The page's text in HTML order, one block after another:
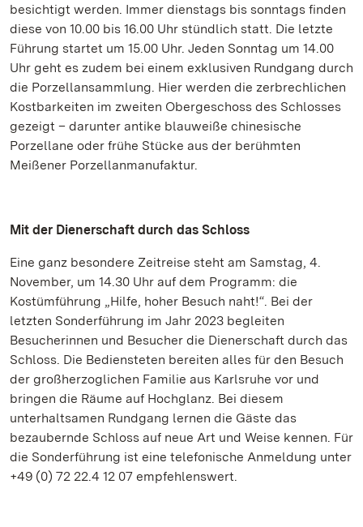
besichtigt werden. Immer dienstags bis sonntags finden
diese von 10.00 bis 16.00 Uhr stündlich statt. Die letzte
Führung startet um 15.00 Uhr. Jeden Sonntag um 14.00
Uhr geht es zudem bei einem exklusiven Rundgang durch
die Porzellansammlung. Hier werden die zerbrechlichen
Kostbarkeiten im zweiten Obergeschoss des Schlosses
gezeigt – darunter antike blauweiße chinesische
Porzellane oder frühe Stücke aus der berühmten
Meißener Porzellanmanufaktur.
Mit der Dienerschaft durch das Schloss
Eine ganz besondere Zeitreise steht am Samstag, 4.
November, um 14.30 Uhr auf dem Programm: die
Kostümführung „Hilfe, hoher Besuch naht!“. Bei der
letzten Sonderführung im Jahr 2023 begleiten
Besucherinnen und Besucher die Dienerschaft durch das
Schloss. Die Bediensteten bereiten alles für den Besuch
der großherzoglichen Familie aus Karlsruhe vor und
bringen die Räume auf Hochglanz. Bei diesem
unterhaltsamen Rundgang lernen die Gäste das
bezaubernde Schloss auf neue Art und Weise kennen. Für
die Sonderführung ist eine telefonische Anmeldung unter
+49 (0) 72 22.4 12 07 empfehlenswert.